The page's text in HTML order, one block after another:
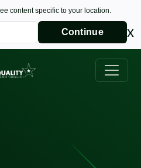
content specific to your location.
Continue x